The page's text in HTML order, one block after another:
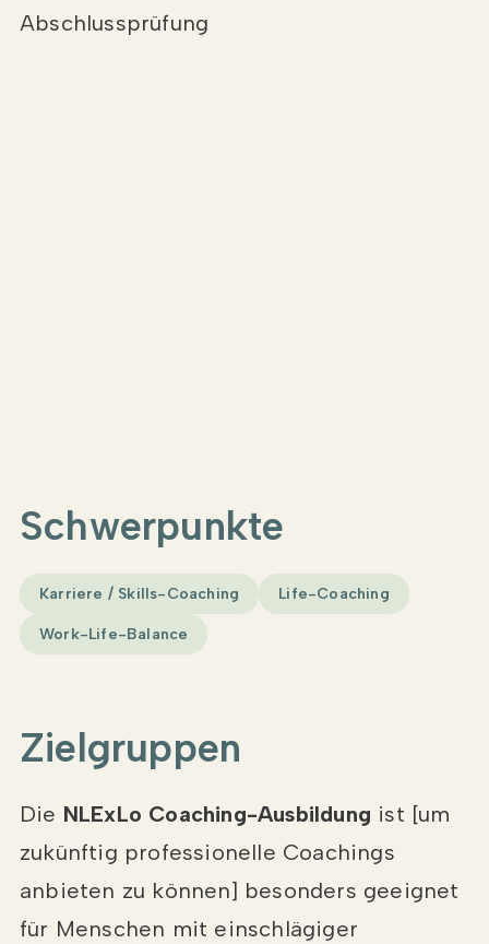
Abschlussprüfung
Schwerpunkte
Karriere / Skills-Coaching Life-Coaching
Work-Life-Balance
Zielgruppen
Die NLExLo Coaching-Ausbildung ist [um
zukünftig professionelle Coachings
anbieten zu können] besonders geeignet
für Menschen mit einschlägiger